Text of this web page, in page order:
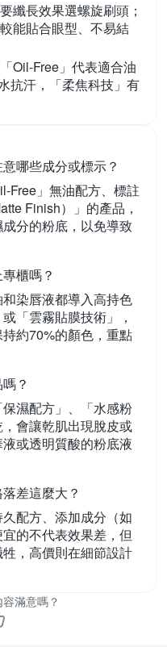
纖長效果選螺旋刷頭；
能貼合眼型、不易結
Oil-Free」代表適合油
抗汗，「柔焦科技」有
哪些成分或標示？
Free」無油配方、標註
Finish）」的產品，
分的粉底，以免導致
櫃嗎？
染唇液都導入高持色
「雲霧貼膜技術」，
約70%的顏色，重點
？
濕配方」、「水感粉
會讓乾肌出現脫皮或
或透明質酸的粉底液
差這麼大？
配方、添加成分（如
的不代表效果差，但
，高價則在細節設計
滿意嗎？